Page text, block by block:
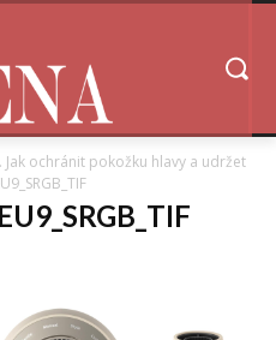
ochránit pokožku hlavy a udržet